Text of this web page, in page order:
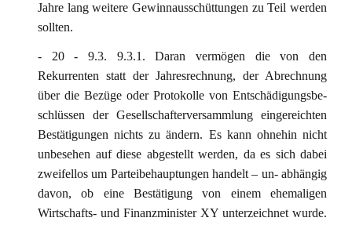
Jahre lang weitere Gewinnausschüttungen zu Teil werden
sollten.
- 20 - 9.3. 9.3.1. Daran vermögen die von den
Rekurrenten statt der Jahresrechnung, der Abrechnung
über die Bezüge oder Protokolle von Entschädigungsbe-
schlüssen der Gesellschafterversammlung eingereichten
Bestätigungen nichts zu ändern. Es kann ohnehin nicht
unbesehen auf diese abgestellt werden, da es sich dabei
zweifellos um Parteibehauptungen handelt – un- abhängig
davon, ob eine Bestätigung von einem ehemaligen
Wirtschafts- und Finanzminister XY unterzeichnet wurde.